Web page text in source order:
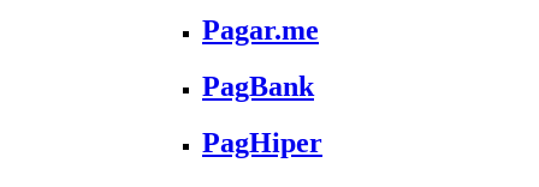
Pagar.me
PagBank
PagHiper